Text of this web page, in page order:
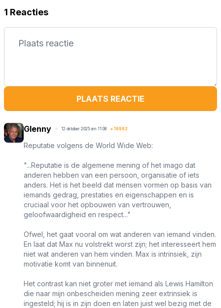
1 Reacties
PLAATS REACTIE
Glenny 12 oktober 2025 om 11:08 + 19992
Reputatie volgens de World Wide Web:
"...Reputatie is de algemene mening of het imago dat
anderen hebben van een persoon, organisatie of iets
anders. Het is het beeld dat mensen vormen op basis van
iemands gedrag, prestaties en eigenschappen en is
cruciaal voor het opbouwen van vertrouwen,
geloofwaardigheid en respect..."
Ofwel, het gaat vooral om wat anderen van iemand vinden.
En laat dat Max nu volstrekt worst zijn; het interesseert hem
niet wat anderen van hem vinden. Max is intrinsiek, zijn
motivatie komt van binnenuit.
Het contrast kan niet groter met iemand als Lewis Hamilton
die naar mijn onbescheiden mening zeer extrinsiek is
ingesteld; hij is in zijn doen en laten juist wel bezig met de